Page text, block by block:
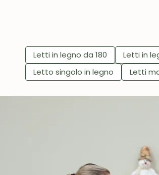
Letti in legno da 180 Letti in
Letto singolo in legno
Letti